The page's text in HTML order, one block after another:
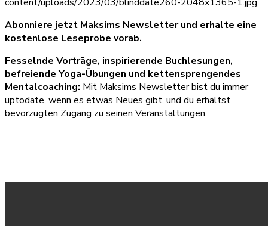
Abonniere jetzt Maksims Newsletter und erhalte eine
kostenlose Leseprobe vorab.
Fesselnde Vorträge, inspirierende Buchlesungen,
befreiende Yoga-Übungen und kettensprengendes
Mentalcoaching: Mit Maksims Newsletter bist du immer
uptodate, wenn es etwas Neues gibt, und du erhältst
bevorzugten Zugang zu seinen Veranstaltungen.